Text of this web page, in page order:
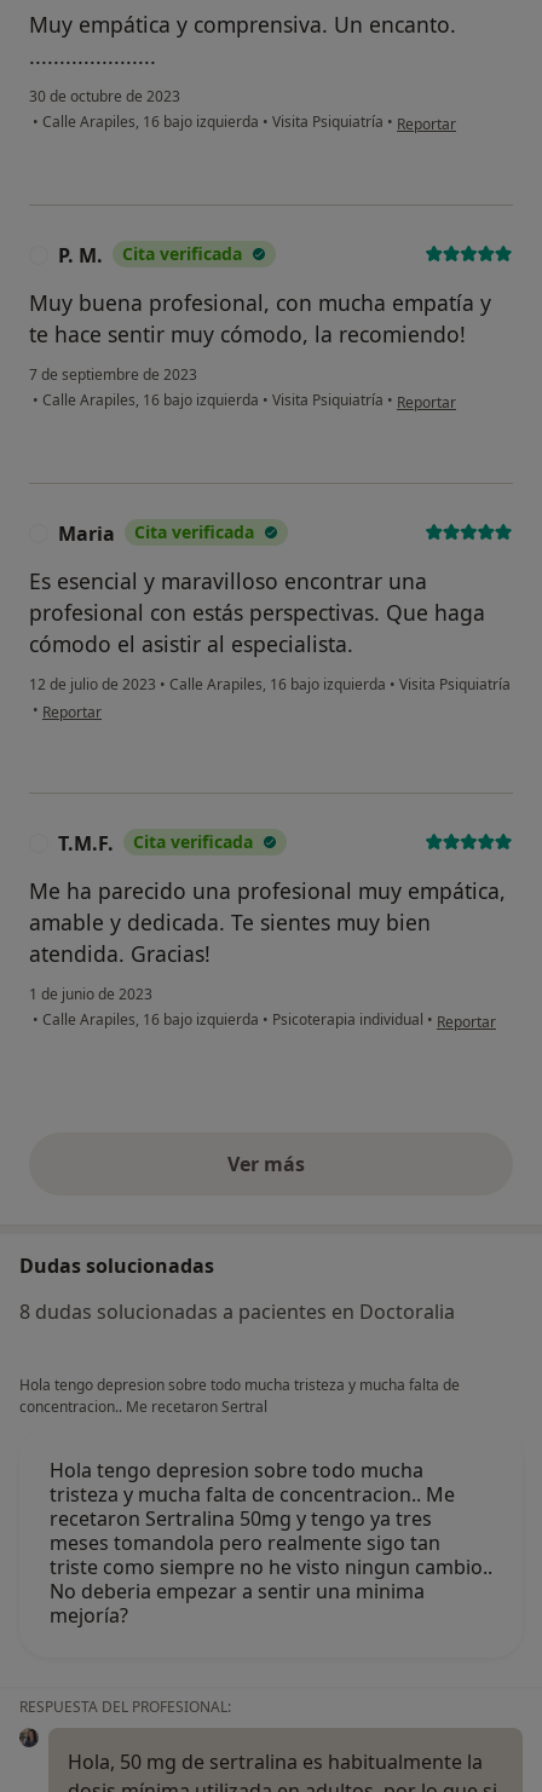
Muy empática y comprensiva. Un encanto.
.....................
30 de octubre de 2023
• Calle Arapiles, 16 bajo izquierda • Visita Psiquiatría • en opinión del
Reportar
P. M. Cita verificada
Muy buena profesional, con mucha empatía y
te hace sentir muy cómodo, la recomiendo!
7 de septiembre de 2023
• Calle Arapiles, 16 bajo izquierda • Visita Psiquiatría • en opinión del
Reportar
Maria Cita verificada
Es esencial y maravilloso encontrar una
profesional con estás perspectivas. Que haga
cómodo el asistir al especialista.
12 de julio de 2023 • Calle Arapiles, 16 bajo izquierda • Visita Psiquiatría
• en opinión del usuario Maria
Reportar
T.M.F. Cita verificada
Me ha parecido una profesional muy empática,
amable y dedicada. Te sientes muy bien
atendida. Gracias!
1 de junio de 2023
• Calle Arapiles, 16 bajo izquierda • Psicoterapia individual • en opinión del
Reportar
Ver másopiniones anteriores
Dudas solucionadas
8 dudas solucionadas a pacientes en Doctoralia
Hola tengo depresion sobre todo mucha tristeza y mucha falta de
concentracion.. Me recetaron Sertral
Hola tengo depresion sobre todo mucha
tristeza y mucha falta de concentracion.. Me
recetaron Sertralina 50mg y tengo ya tres
meses tomandola pero realmente sigo tan
triste como siempre no he visto ningun cambio..
No deberia empezar a sentir una minima
mejoría?
RESPUESTA DEL PROFESIONAL:
Hola, 50 mg de sertralina es habitualmente la